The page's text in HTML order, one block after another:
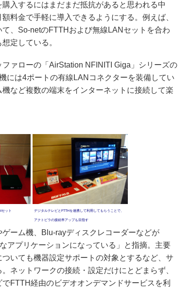
入するにはまだまだ抵抗があると思われる中
料金で手軽に導入できるようにする。例えば、
、So-netのFTTHおよび無線LANセットを合わ
定している。
ァローの「AirStation NFINITI Giga」シリーズの
には4ポートの有線LANコネクターを装備してい
など複数の端末をインターネットに接続して楽
セット デジタルテレビとFTTHを連携して利用してもらうことで、
アクトビラの接続率アップも目指す
ーム機、Blu-rayディスクレコーダーなどが
アプリケーションになっている」と指摘。主要
いても機器設定サポートの対象とするなど、サ
ネットワークの接続・設定だけにとどまらず、
FTTH経由のビデオオンデマンドサービスを利